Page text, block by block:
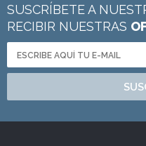
SUSCRÍBETE A
RECIBIR NUESTRAS